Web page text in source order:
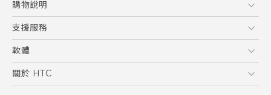
配件
HTC Research
購物說明
購物須知
訂單管理
付款方式
支援服務
到府收送維修服務
服務中心資訊
客戶服務佈告欄
軟體
應用程式
關於 HTC